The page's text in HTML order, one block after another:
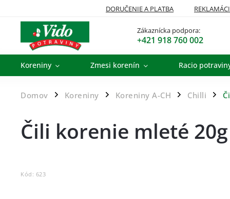
DORUČENIE A PLATBA
Zákaznícka podpora:
+421 918 760 002
Koreniny Zmesi korenín Racio
Domov / Koreniny / Koreniny A-CH / Chilli /
Čili korenie mleté 20g
Kód: 623